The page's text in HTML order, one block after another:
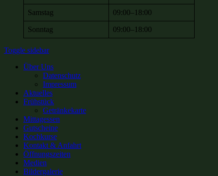
Samstag 09:00–18:00
Sonntag 09:00–18:00
Sidebar
Toggle sidebar
Über Uns
Datenschutz
Impressum
Aktuelles
Frühstück
Getränkekarte
Mittagessen
Gutscheine
Kochkurse
Kontakt & Anfahrt
Öffnungszeiten
Medien
Bildergalerie